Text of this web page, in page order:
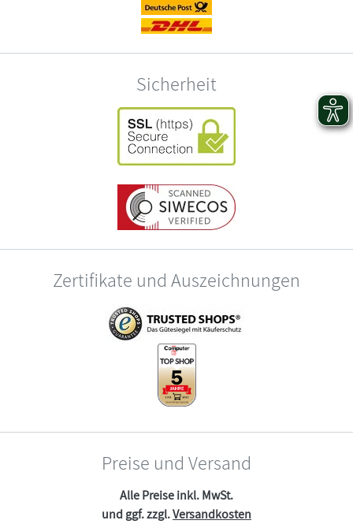
Sicherheit
Zertifikate und Auszeichnungen
Preise und Versand
Alle Preise inkl. MwSt.
und ggf. zzgl.Versandkosten